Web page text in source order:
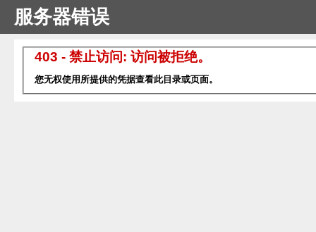
服务器错误
403 - 禁止访问: 访问被拒绝。
您无权使用所提供的凭据查看此目录或页面。